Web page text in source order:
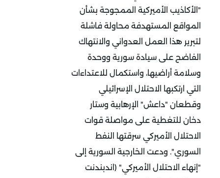
"الأكاذيب الأميركية الممجوجة بشأن
المواقع المستهدفة محاولة فاشلة
لتبرير هذا العمل العدواني والانتهاك
الفاضح على سيادة سورية ووحدة
وسلامة أراضيها، واستكمال للاعتداءات
التي ارتكبها الاحتلال الإسرائيلي
وقطعان "داعش" الإرهابية وستار
دخان للتغطية على مواصلة قوات
الاحتلال الأميركي سرقتها النفط
السوري". ودعت الخارجية السورية إلى
"إنهاء الاحتلال الأميركي" (اندبندنت